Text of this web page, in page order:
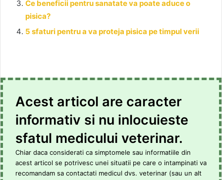
Ce beneficii pentru sanatate va poate aduce o
pisica?
5 sfaturi pentru a va proteja pisica pe timpul verii
Acest articol are caracter
informativ si nu inlocuieste
sfatul medicului veterinar.
Chiar daca considerati ca simptomele sau informatiile din
acest articol se potrivesc unei situatii pe care o intampinati va
recomandam sa contactati medicul dvs. veterinar (sau un alt